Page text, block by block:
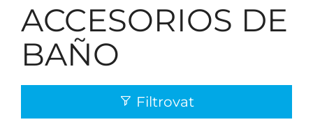
ACCESORIOS DE
BAÑO
Filtrovat